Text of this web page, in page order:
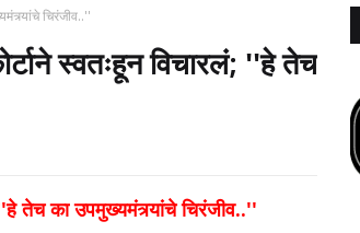
चिरंजीव..''
स्वतःहून विचारलं; ''हे तेच
''हे तेच का उपमुख्यमंत्र्यांचे चिरंजीव..''